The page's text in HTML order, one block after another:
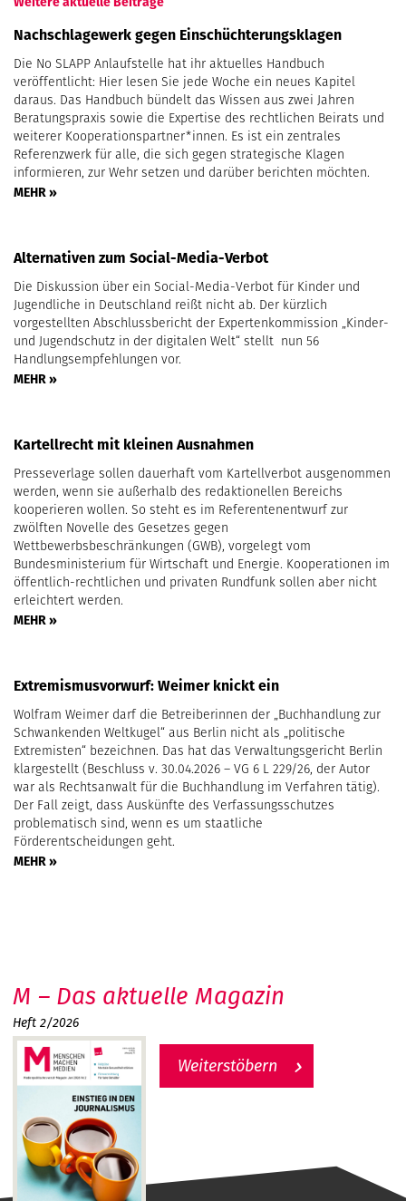
Nachschlagewerk gegen Einschüchterungsklagen
Die No SLAPP Anlaufstelle hat ihr aktuelles Handbuch
veröffentlicht: Hier lesen Sie jede Woche ein neues Kapitel
daraus. Das Handbuch bündelt das Wissen aus zwei Jahren
Beratungspraxis sowie die Expertise des rechtlichen Beirats und
weiterer Kooperationspartner*innen. Es ist ein zentrales
Referenzwerk für alle, die sich gegen strategische Klagen
informieren, zur Wehr setzen und darüber berichten möchten.
MEHR »
Alternativen zum Social-Media-Verbot
Die Diskussion über ein Social-Media-Verbot für Kinder und
Jugendliche in Deutschland reißt nicht ab. Der kürzlich
vorgestellten Abschlussbericht der Expertenkommission „Kinder-
und Jugendschutz in der digitalen Welt“ stellt nun 56
Handlungsempfehlungen vor.
MEHR »
Kartellrecht mit kleinen Ausnahmen
Presseverlage sollen dauerhaft vom Kartellverbot ausgenommen
werden, wenn sie außerhalb des redaktionellen Bereichs
kooperieren wollen. So steht es im Referentenentwurf zur
zwölften Novelle des Gesetzes gegen
Wettbewerbsbeschränkungen (GWB), vorgelegt vom
Bundesministerium für Wirtschaft und Energie. Kooperationen im
öffentlich-rechtlichen und privaten Rundfunk sollen aber nicht
erleichtert werden.
MEHR »
Extremismusvorwurf: Weimer knickt ein
Wolfram Weimer darf die Betreiberinnen der „Buchhandlung zur
Schwankenden Weltkugel“ aus Berlin nicht als „politische
Extremisten“ bezeichnen. Das hat das Verwaltungsgericht Berlin
klargestellt (Beschluss v. 30.04.2026 – VG 6 L 229/26, der Autor
war als Rechtsanwalt für die Buchhandlung im Verfahren tätig).
Der Fall zeigt, dass Auskünfte des Verfassungsschutzes
problematisch sind, wenn es um staatliche
Förderentscheidungen geht.
MEHR »
M – Das aktuelle Magazin
Heft 2/2026
Weiterstöbern